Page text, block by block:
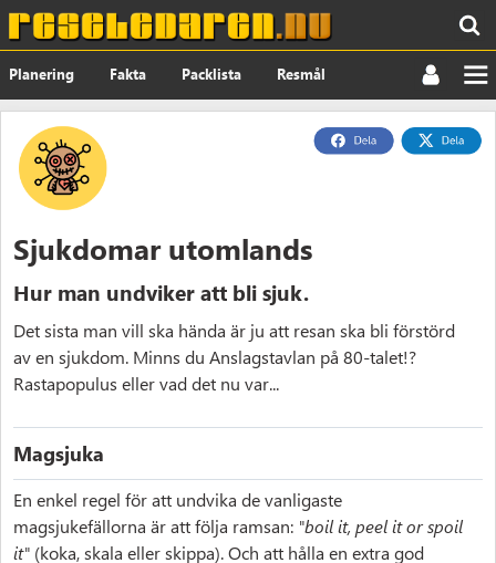
Planering Fakta Packlista Resmål
Nyheter
Sjukdomar utomlands
Hur man undviker att bli sjuk.
Det sista man vill ska hända är ju att resan ska bli förstörd
av en sjukdom. Minns du Anslagstavlan på 80-talet!?
Rastapopulus eller vad det nu var...
Magsjuka
En enkel regel för att undvika de vanligaste
magsjukefällorna är att följa ramsan: "boil it, peel it or spoil
it" (koka, skala eller skippa). Och att hålla en extra god